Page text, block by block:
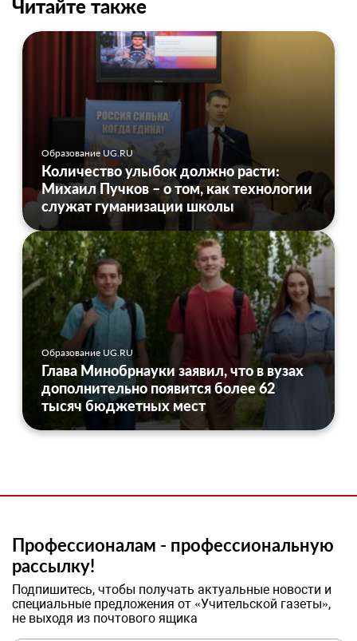
Читайте также
Образование UG.RU
Количество улыбок должно расти:
Михаил Пучков – о том, как технологии
служат гуманизации школы
Образование UG.RU
Глава Минобрнауки заявил, что в вузах
дополнительно появится более 62
тысяч бюджетных мест
Профессионалам - профессиональную
рассылку!
Подпишитесь, чтобы получать актуальные новости и
специальные предложения от «Учительской газеты»,
не выходя из почтового ящика